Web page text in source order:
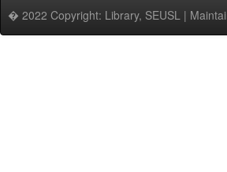
� 2022 Copyright: Library, SEUSL |